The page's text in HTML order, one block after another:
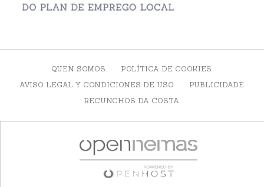
QUEN SOMOS
POLÍTICA DE COOKIES
AVISO LEGAL Y CONDICIONES DE USO
PUBLICIDADE
RECUNCHOS DA COSTA